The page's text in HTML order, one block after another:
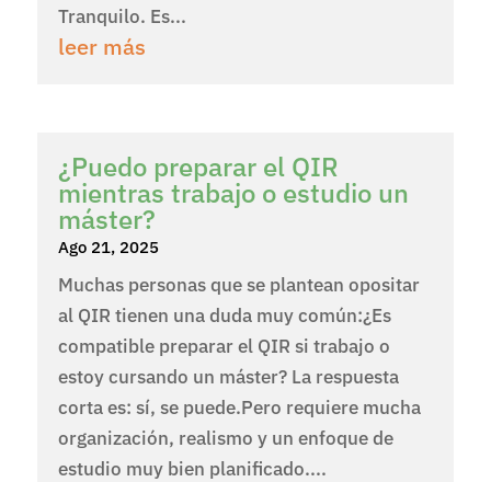
Tranquilo. Es...
leer más
¿Puedo preparar el QIR
mientras trabajo o estudio un
máster?
Ago 21, 2025
Muchas personas que se plantean opositar
al QIR tienen una duda muy común:¿Es
compatible preparar el QIR si trabajo o
estoy cursando un máster? La respuesta
corta es: sí, se puede.Pero requiere mucha
organización, realismo y un enfoque de
estudio muy bien planificado....